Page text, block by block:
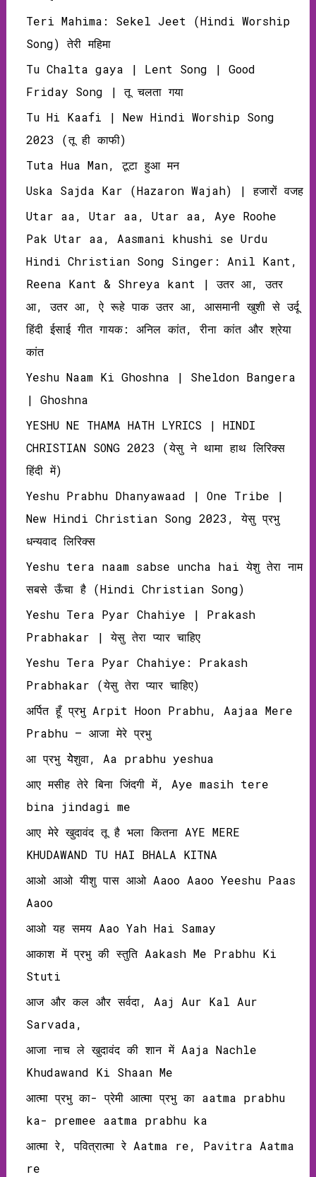
Teri Mahima: Sekel Jeet (Hindi Worship
Song) तेरी महिमा
Tu Chalta gaya | Lent Song | Good
Friday Song | तू चलता गया
Tu Hi Kaafi | New Hindi Worship Song
2023 (तू ही काफी)
Tuta Hua Man, टूटा हुआ मन
Uska Sajda Kar (Hazaron Wajah) | हजारों वजह
Utar aa, Utar aa, Utar aa, Aye Roohe
Pak Utar aa, Aasmani khushi se Urdu
Hindi Christian Song Singer: Anil Kant,
Reena Kant & Shreya kant | उतर आ, उतर
आ, उतर आ, ऐ रूहे पाक उतर आ, आसमानी खुशी से उर्दू
हिंदी ईसाई गीत गायक: अनिल कांत, रीना कांत और श्रेया
कांत
Yeshu Naam Ki Ghoshna | Sheldon Bangera
| Ghoshna
YESHU NE THAMA HATH LYRICS | HINDI
CHRISTIAN SONG 2023 (येसु ने थामा हाथ लिरिक्‍स
हिंदी में)
Yeshu Prabhu Dhanyawaad | One Tribe |
New Hindi Christian Song 2023, येसु प्रभु
धन्‍यवाद लिरिक्‍स
Yeshu tera naam sabse uncha hai येशु तेरा नाम
सबसे ऊँचा है (Hindi Christian Song)
Yeshu Tera Pyar Chahiye | Prakash
Prabhakar | येसु तेरा प्यार चाहिए
Yeshu Tera Pyar Chahiye: Prakash
Prabhakar (येसु तेरा प्यार चाहिए)
अर्पित हूँ प्रभु Arpit Hoon Prabhu, Aajaa Mere
Prabhu – आजा मेरे प्रभु
आ प्रभु येेेशुवा, Aa prabhu yeshua
आए मसीह तेरे बिना जिंदगी में, Aye masih tere
bina jindagi me
आए मेरे खुदावंद तू है भला कितना AYE MERE
KHUDAWAND TU HAI BHALA KITNA
आओ आओ यीशु पास आओ Aaoo Aaoo Yeeshu Paas
Aaoo
आओ यह समय Aao Yah Hai Samay
आकाश में प्रभु की स्तुति Aakash Me Prabhu Ki
Stuti
आज और कल और सर्वदा, Aaj Aur Kal Aur
Sarvada,
आजा नाच ले खुदावंद की शान में Aaja Nachle
Khudawand Ki Shaan Me
आत्मा प्रभु का- प्रेमी आत्मा प्रभु का aatma prabhu
ka- premee aatma prabhu ka
आत्मा रे, पवित्रात्मा रे Aatma re, Pavitra Aatma
re